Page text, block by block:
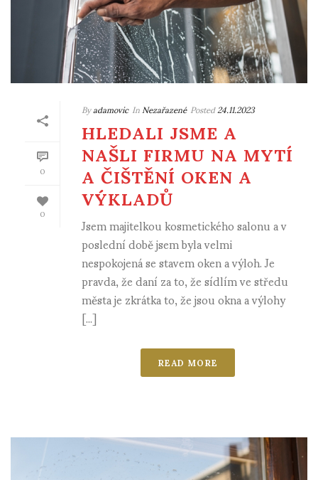
0
0
ByadamovicInNezařazenéPosted24.11.2023
HLEDALI JSME A
NAŠLI FIRMU NA MYTÍ
A ČIŠTĚNÍ OKEN A
VÝKLADŮ
Jsem majitelkou kosmetického salonu a v
poslední době jsem byla velmi
nespokojená se stavem oken a výloh. Je
pravda, že daní za to, že sídlím ve středu
města je zkrátka to, že jsou okna a výlohy
[...]
READ MORE